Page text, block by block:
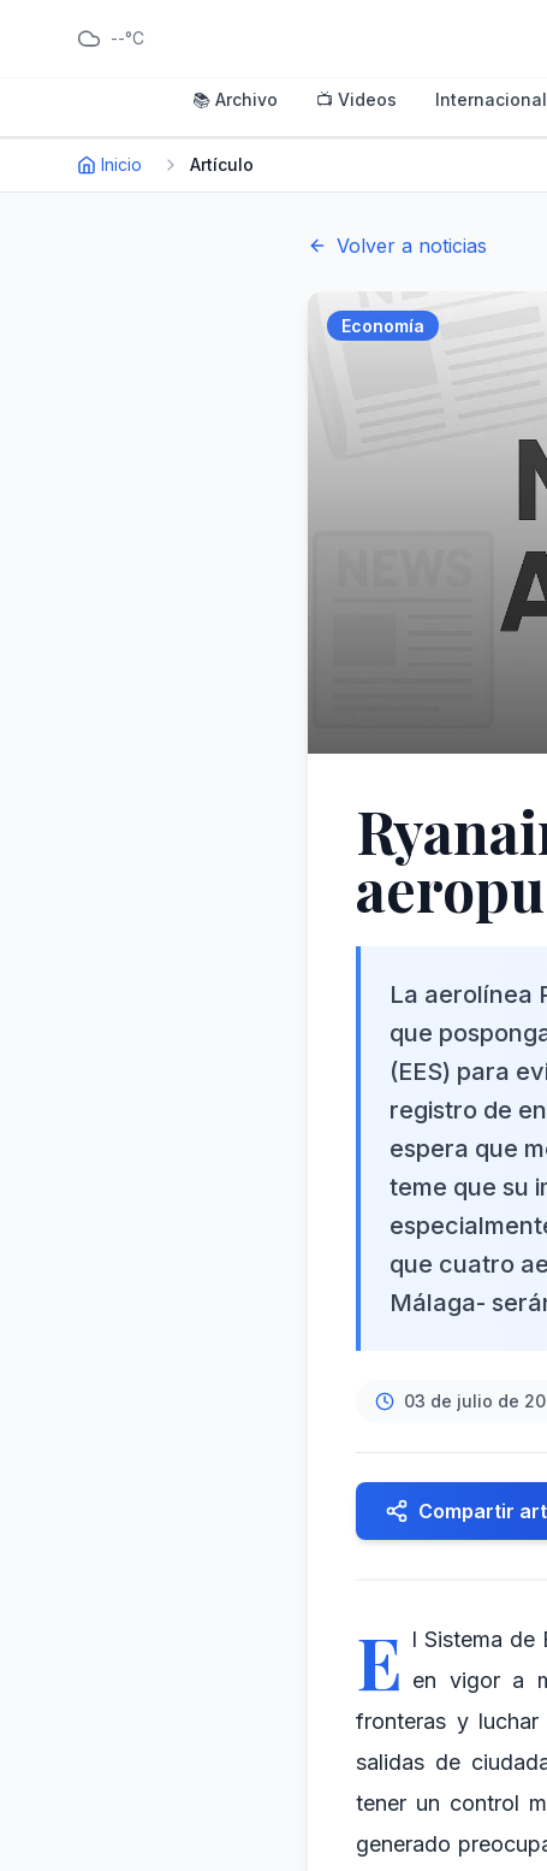
--°C
📚 Archivo 📺 Videos Internacional
Inicio Artículo
Volver a noticias
Economía
La aerolínea
que
(EES) para
registro de
espera que
teme que su
que cuatro
Málaga-
03 de julio de
Compartir
E l Sistema de
en vigor a
fronteras y luchar
salidas de
tener un control
generado